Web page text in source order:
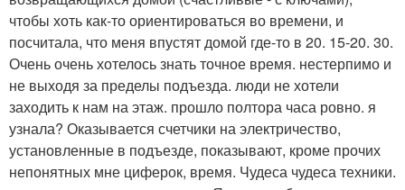
чтобы хоть как-то ориентироваться во времени, и
посчитала, что меня впустят домой где-то в 20. 15-20. 30.
Очень очень хотелось знать точное время. нестерпимо и
не выходя за пределы подъезда. люди не хотели
заходить к нам на этаж. прошло полтора часа ровно. я
узнала? Оказывается счетчики на электричество,
установленные в подъезде, показывают, кроме прочих
непонятных мне циферок, время. Чудеса чудеса техники.